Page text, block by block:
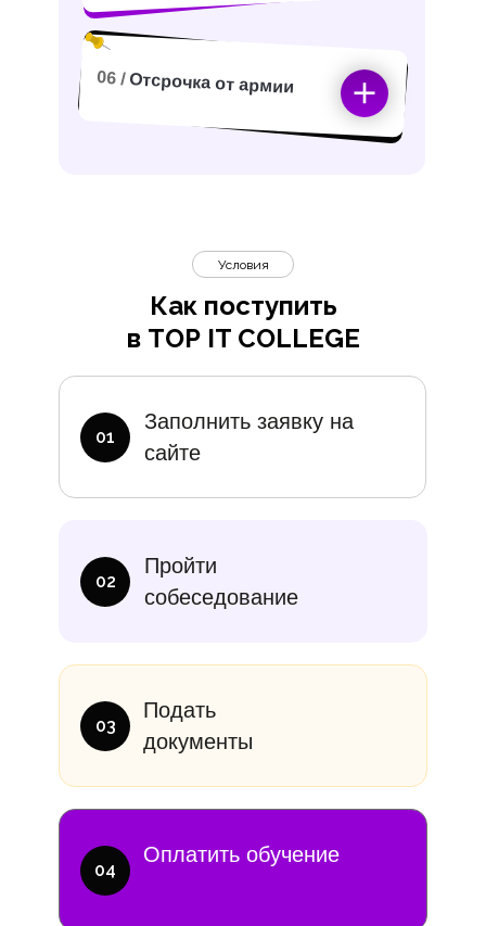
06 / Отсрочка от армии
Оплатить обучение
Подать
документы
Пройти
собеседование
Заполнить заявку на
сайте
Как поступить
в TOP IT COLLEGE
Условия
01
02
03
04
10 000₽